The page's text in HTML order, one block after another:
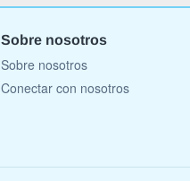
Sobre nosotros
Sobre nosotros
Conectar con nosotros